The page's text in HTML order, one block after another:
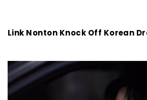
Link Nonton Knock Off Korean